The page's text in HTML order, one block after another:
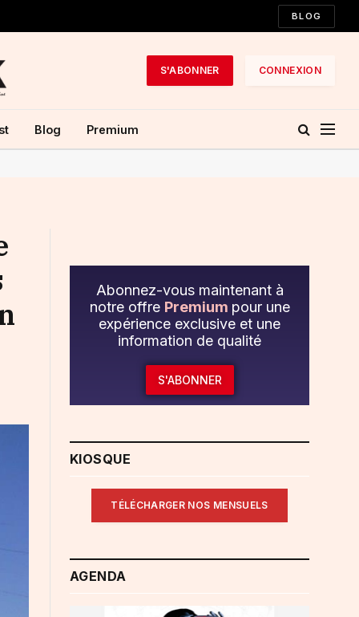
BLOG
S'ABONNER CONNEXION
Blog Premium
Abonnez-vous maintenant à
notre offre Premium pour une
expérience exclusive et une
information de qualité
S'ABONNER
KIOSQUE
TÉLÉCHARGER NOS MENSUELS
AGENDA